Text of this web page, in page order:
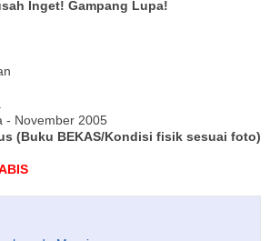
Inget! Gampang Lupa!
- November 2005
(Buku BEKAS/Kondisi fisik sesuai foto)